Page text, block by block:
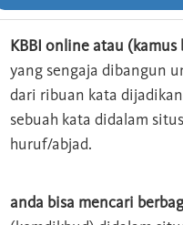
KBBI online atau
yang sengaja dibangun
dari ribuan kata
sebuah kata didalam
huruf/abjad.
anda bisa mencari